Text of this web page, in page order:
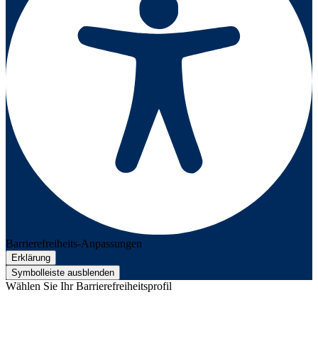
Barrierefreiheits-Anpassungen
Erklärung
Symbolleiste ausblenden
Wählen Sie Ihr Barrierefreiheitsprofil